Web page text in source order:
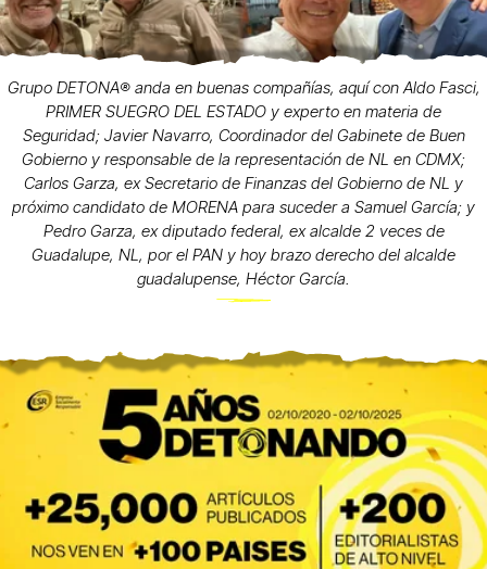
Grupo DETONA®️ anda en buenas compañías, aquí con Aldo Fasci,
PRIMER SUEGRO DEL ESTADO y experto en materia de
Seguridad; Javier Navarro, Coordinador del Gabinete de Buen
Gobierno y responsable de la representación de NL en CDMX;
Carlos Garza, ex Secretario de Finanzas del Gobierno de NL y
próximo candidato de MORENA para suceder a Samuel García; y
Pedro Garza, ex diputado federal, ex alcalde 2 veces de
Guadalupe, NL, por el PAN y hoy brazo derecho del alcalde
guadalupense, Héctor García.